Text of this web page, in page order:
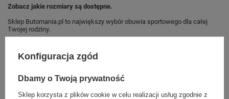
Zobacz jakie rozmiary są dostępne.
Sklep Butomania.pl to największy wybór obuwia sportowego dla całej
Twojej rodziny.
oryginalny i pochodzi z oficjalnej sieci dystrybucyjnej.
podania przyczyny.,
Konfiguracja zgód
Dbamy o Twoją prywatność
Sklep korzysta z plików cookie w celu realizacji usług zgodnie z